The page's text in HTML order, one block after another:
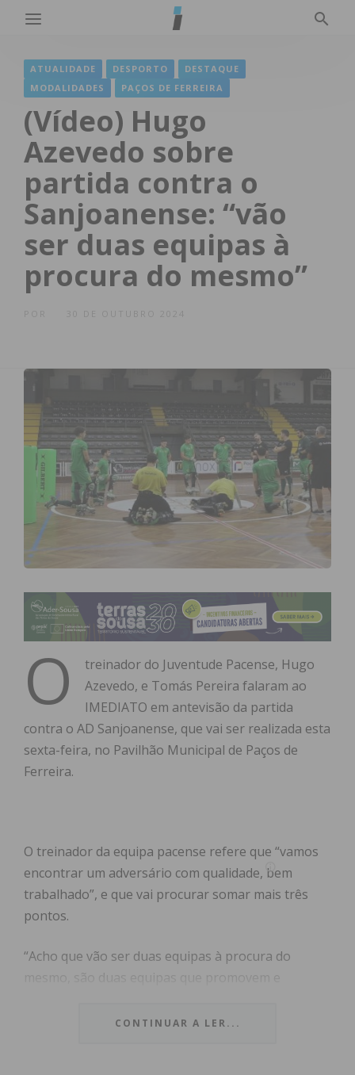
ATUALIDADE DESPORTO
DESTAQUE
MODALIDADES
PAÇOS DE FERREIRA
(Vídeo) Hugo
Azevedo sobre
partida contra o
Sanjoanense: “vão
ser duas equipas à
procura do mesmo”
30 DE OUTUBRO 2024
O
treinador do Juventude Pacense, Hugo
Azevedo, e Tomás Pereira falaram ao
IMEDIATO em antevisão da partida
contra o AD Sanjoanense, que vai ser realizada esta
sexta-feira, no Pavilhão Municipal de Paços de
Ferreira.
O treinador da equipa pacense refere que “vamos
encontrar um adversário com qualidade, bem
trabalhado”, e que vai procurar somar mais três
pontos.
“Acho que vão ser duas equipas à procura do
mesmo, são duas equipas que promovem e
CONTINUAR A LER...